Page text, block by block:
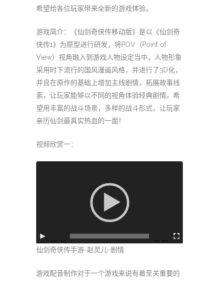
希望给各位玩家带来全新的游戏体验。
游戏简介：《仙剑奇侠传移动版》是以《仙剑奇
侠传1》为原型进行研发，将POV（Point of
View）视角融入到游戏人物设定当中，人物形象
采用时下流行的国风漫画风格，并进行了3D化，
并且在原作的基础上增加主线剧情，拓展故事线
索，让玩家能够以不同的视角体验经典剧情。希
望用丰富的战斗场景，多样的战斗形式，让玩家
亲历仙剑最真实热血的一面！
视频欣赏一：
00:00 00:00
仙剑奇侠传手游-赵灵儿-剧情
游戏配音制作对于一个游戏来说有着至关重要的